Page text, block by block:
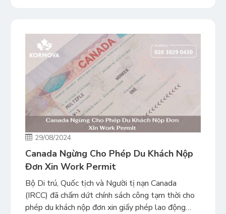
29/08/2024
Canada Ngừng Cho Phép Du Khách Nộp
Đơn Xin Work Permit
Bộ Di trú, Quốc tịch và Người tị nạn Canada
(IRCC) đã chấm dứt chính sách công tạm thời cho
phép du khách nộp đơn xin giấy phép lao động